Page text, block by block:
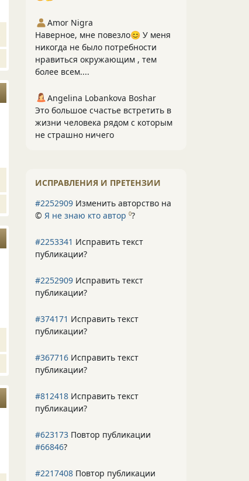
Amor Nigra
Наверное, мне повезло😊 У меня
никогда не было потребности
нравиться окружающим , тем
более всем....
Angelina Lobankova Boshar
Это большое счастье встретить в
жизни человека рядом с которым
не страшно ничего
ИСПРАВЛЕНИЯ И ПРЕТЕНЗИИ
#2252909 Изменить авторство на
© Я не знаю кто автор 0?
#2253341 Исправить текст
публикации?
#2252909 Исправить текст
публикации?
#374171 Исправить текст
публикации?
#367716 Исправить текст
публикации?
#812418 Исправить текст
публикации?
#623173 Повтор публикации
#66846?
#2217408 Повтор публикации